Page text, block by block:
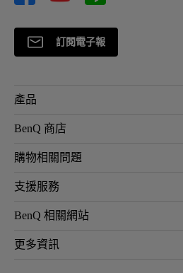
訂閱電子報
產品
大型液晶
投影機
智慧照明
專業拍物視訊鏡頭
BenQ 商店
最新產品與活動
尋找銷售據點
會員綁定LINE教學
購物相關問題
第一次購物就上手
延長保固購買
贈品兌換網站首頁
支援服務
服務公告
保固條例
BenQ 相關網站
專業商用解決方案
更多資訊